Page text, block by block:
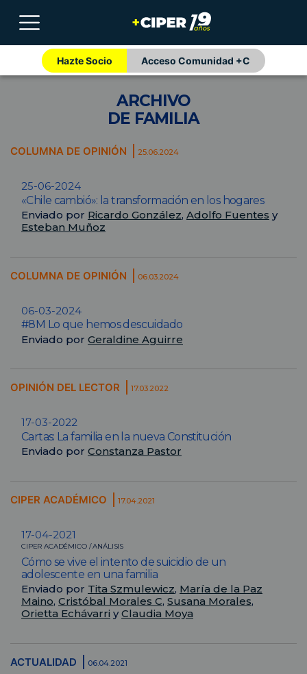
Hazte Socio Acceso Comunidad +C
ARCHIVO
DE FAMILIA
COLUMNA DE OPINIÓN 25.06.2024
25-06-2024
«Chile cambió»: la transformación en los hogares
Enviado por Ricardo González, Adolfo Fuentes y
Esteban Muñoz
COLUMNA DE OPINIÓN 06.03.2024
06-03-2024
#8M Lo que hemos descuidado
Enviado por Geraldine Aguirre
OPINIÓN DEL LECTOR 17.03.2022
17-03-2022
Cartas: La familia en la nueva Constitución
Enviado por Constanza Pastor
CIPER ACADÉMICO 17.04.2021
17-04-2021
CIPER ACADÉMICO / ANÁLISIS
Cómo se vive el intento de suicidio de un
adolescente en una familia
Enviado por Tita Szmulewicz, María de la Paz
Maino, Cristóbal Morales C, Susana Morales,
Orietta Echávarri yClaudia Moya
ACTUALIDAD 06.04.2021